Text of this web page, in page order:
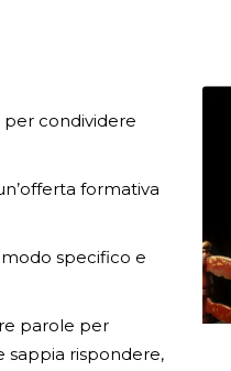
per condividere
formativa
specifico e
parole per
sappia rispondere,